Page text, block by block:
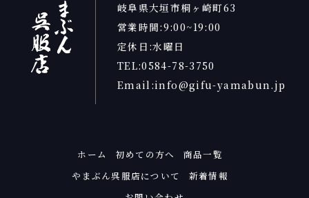
岐阜県大垣市桐ヶ崎町63
営業時間:9:00~19:00
定休日:水曜日
TEL:0584-78-3750
Email:info@gifu-yamabun.jp
ホーム 初めての方へ
商品一覧
やまぶん呉服店について
新着情報